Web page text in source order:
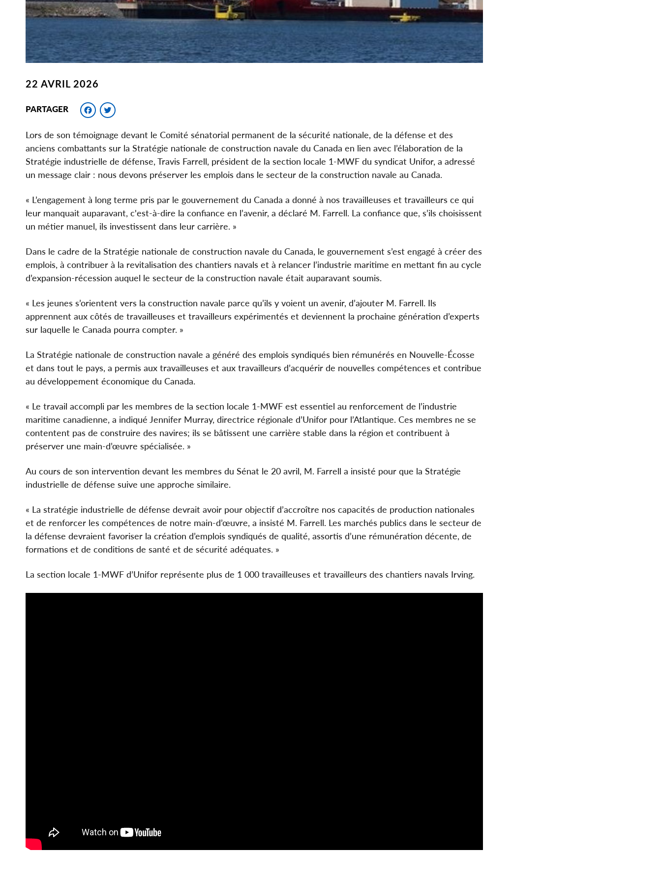
22 AVRIL 2026
PARTAGER Facebook
Lors de son témoignage devant le Comité sénatorial permanent de la sécurité nationale, de la défense et des
anciens combattants sur la Stratégie nationale de construction navale du Canada en lien avec l’élaboration de la
Stratégie industrielle de défense, Travis Farrell, président de la section locale 1-MWF du syndicat Unifor, a adressé
un message clair : nous devons préserver les emplois dans le secteur de la construction navale au Canada.
« L’engagement à long terme pris par le gouvernement du Canada a donné à nos travailleuses et travailleurs ce qui
leur manquait auparavant, c'est-à-dire la confiance en l’avenir, a déclaré M. Farrell. La confiance que, s’ils choisissent
un métier manuel, ils investissent dans leur carrière. »
Dans le cadre de la Stratégie nationale de construction navale du Canada, le gouvernement s’est engagé à créer des
emplois, à contribuer à la revitalisation des chantiers navals et à relancer l’industrie maritime en mettant fin au cycle
d’expansion-récession auquel le secteur de la construction navale était auparavant soumis.
« Les jeunes s’orientent vers la construction navale parce qu’ils y voient un avenir, d’ajouter M. Farrell. Ils
apprennent aux côtés de travailleuses et travailleurs expérimentés et deviennent la prochaine génération d’experts
sur laquelle le Canada pourra compter. »
La Stratégie nationale de construction navale a généré des emplois syndiqués bien rémunérés en Nouvelle-Écosse
et dans tout le pays, a permis aux travailleuses et aux travailleurs d’acquérir de nouvelles compétences et contribue
au développement économique du Canada.
« Le travail accompli par les membres de la section locale 1-MWF est essentiel au renforcement de l’industrie
maritime canadienne, a indiqué Jennifer Murray, directrice régionale d’Unifor pour l’Atlantique. Ces membres ne se
contentent pas de construire des navires; ils se bâtissent une carrière stable dans la région et contribuent à
préserver une main-d’œuvre spécialisée. »
Au cours de son intervention devant les membres du Sénat le 20 avril, M. Farrell a insisté pour que la Stratégie
industrielle de défense suive une approche similaire.
« La stratégie industrielle de défense devrait avoir pour objectif d’accroître nos capacités de production nationales
et de renforcer les compétences de notre main-d’œuvre, a insisté M. Farrell. Les marchés publics dans le secteur de
la défense devraient favoriser la création d’emplois syndiqués de qualité, assortis d’une rémunération décente, de
formations et de conditions de santé et de sécurité adéquates. »
La section locale 1-MWF d’Unifor représente plus de 1 000 travailleuses et travailleurs des chantiers navals Irving.